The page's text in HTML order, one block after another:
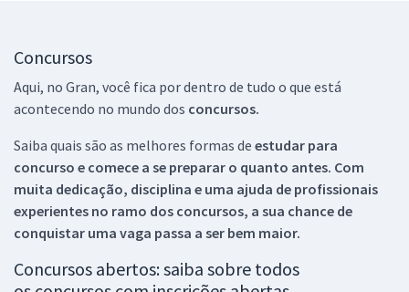
Concursos
Aqui, no Gran, você fica por dentro de tudo o que está
acontecendo no mundo dos concursos.
Saiba quais são as melhores formas de estudar para
concurso e comece a se preparar o quanto antes. Com
muita dedicação, disciplina e uma ajuda de profissionais
experientes no ramo dos concursos, a sua chance de
conquistar uma vaga passa a ser bem maior.
Concursos abertos: saiba sobre todos